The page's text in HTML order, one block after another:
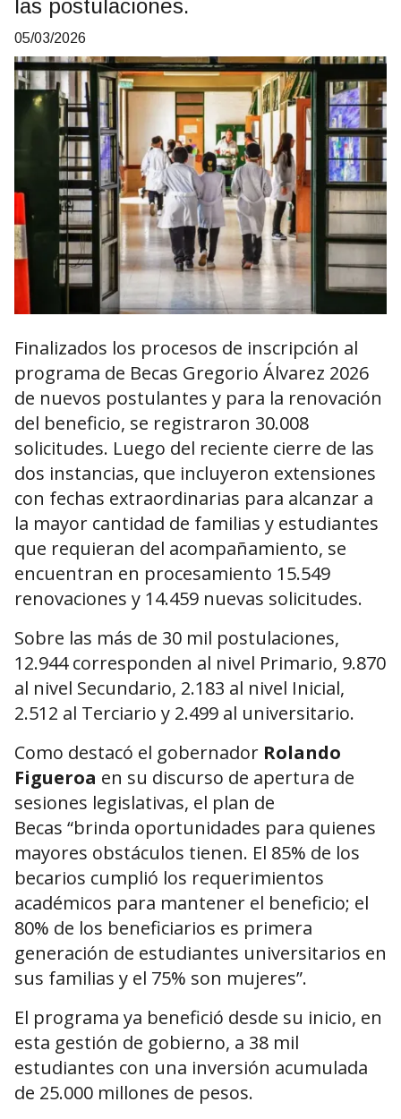
las postulaciones.
05/03/2026
Finalizados los procesos de inscripción al
programa de Becas Gregorio Álvarez 2026
de nuevos postulantes y para la renovación
del beneficio, se registraron 30.008
solicitudes. Luego del reciente cierre de las
dos instancias, que incluyeron extensiones
con fechas extraordinarias para alcanzar a
la mayor cantidad de familias y estudiantes
que requieran del acompañamiento, se
encuentran en procesamiento 15.549
renovaciones y 14.459 nuevas solicitudes.
Sobre las más de 30 mil postulaciones,
12.944 corresponden al nivel Primario, 9.870
al nivel Secundario, 2.183 al nivel Inicial,
2.512 al Terciario y 2.499 al universitario.
Como destacó el gobernador Rolando
Figueroa en su discurso de apertura de
sesiones legislativas, el plan de
Becas “brinda oportunidades para quienes
mayores obstáculos tienen. El 85% de los
becarios cumplió los requerimientos
académicos para mantener el beneficio; el
80% de los beneficiarios es primera
generación de estudiantes universitarios en
sus familias y el 75% son mujeres”.
El programa ya benefició desde su inicio, en
esta gestión de gobierno, a 38 mil
estudiantes con una inversión acumulada
de 25.000 millones de pesos.